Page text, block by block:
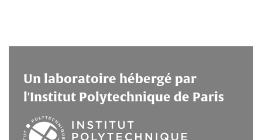
Un laboratoire hébergé par
l'Institut Polytechnique de Paris